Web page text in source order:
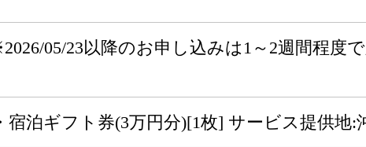
05/23以降のお申し込みは1～2週間程
泊ギフト券(3万円分)[1枚] サービス提供地: